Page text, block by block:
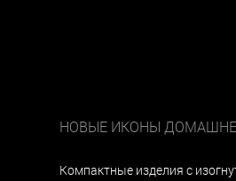
НОВЫЕ ИКОНЫ
Компактные изделия с